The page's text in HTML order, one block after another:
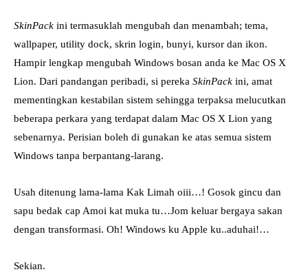
SkinPack ini termasuklah mengubah dan menambah; tema,
wallpaper, utility dock, skrin login, bunyi, kursor dan ikon.
Hampir lengkap mengubah Windows bosan anda ke Mac OS X
Lion. Dari pandangan peribadi, si pereka SkinPack ini, amat
mementingkan kestabilan sistem sehingga terpaksa melucutkan
beberapa perkara yang terdapat dalam Mac OS X Lion yang
sebenarnya. Perisian boleh di gunakan ke atas semua sistem
Windows tanpa berpantang-larang.
Usah ditenung lama-lama Kak Limah oiii…! Gosok gincu dan
sapu bedak cap Amoi kat muka tu…Jom keluar bergaya sakan
dengan transformasi. Oh! Windows ku Apple ku..aduhai!…
Sekian.